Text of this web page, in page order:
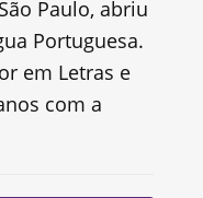
Paulo, abriu
Portuguesa.
em Letras e
com a